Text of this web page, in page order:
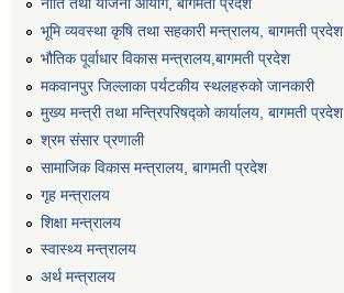
भूमि व्यवस्था कृषि तथा सहकारी मन्त्रालय, बागमती प्रदेश
भौतिक पूर्वाधार विकास मन्त्रालय,बागमती प्रदेश
मकवानपुर जिल्लाका पर्यटकीय स्थलहरुको जानकारी
मुख्य मन्त्री तथा मन्त्रिपरिषद्को कार्यालय, बागमती प्रदेश
श्रम संसार प्रणाली
सामाजिक विकास मन्त्रालय, बागमती प्रदेश
गृह मन्त्रालय
शिक्षा मन्त्रालय
स्वास्थ्य मन्त्रालय
अर्थ मन्त्रालय